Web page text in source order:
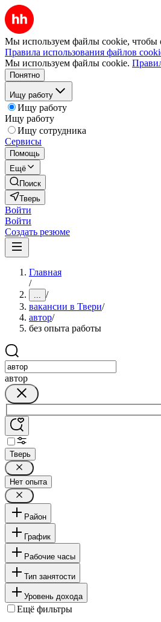
Мы используем файлы cookie, чтобы
Правила использования файлов
Мы используем файлы cookie.
Понятно
Ищу работу
Ищу работу
Ищу работу
Ищу сотрудника
Сервисы
Помощь
Ещё
Поиск
Тверь
Войти
Войти
Создать резюме
Главная
/
... /
вакансии в Твери/
автор/
без опыта работы
автор
Тверь
Нет опыта
Район
График
Рабочие часы
Тип занятости
Уровень дохода
Ещё фильтры